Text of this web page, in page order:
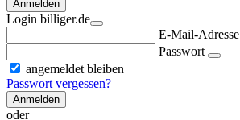
Anmelden
Login billiger.de
E-Mail-Adresse
Passwort
angemeldet bleiben
Passwort vergessen?
Anmelden
oder